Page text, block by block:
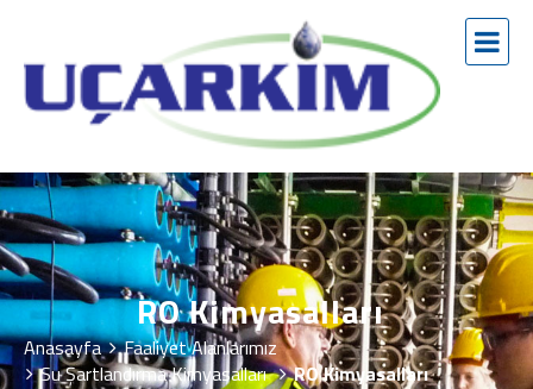
RO Kimyasalları
Anasayfa
Faaliyet Alanlarımız
Su Şartlandırma Kimyasalları
RO Kimyasalları